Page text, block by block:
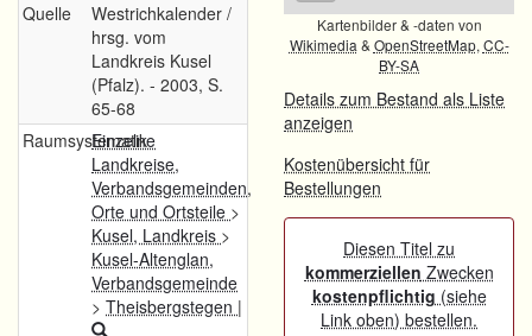
Quelle
Westrichkalender /
hrsg. vom
Landkreis Kusel
(Pfalz). - 2003, S.
65-68
Raumsystematik
Einzelne
Landkreise,
Verbandsgemeinden,
Orte und Ortsteile >
Kusel, Landkreis >
Kusel-Altenglan,
Verbandsgemeinde
> Theisbergstegen |
Kartenbilder & -daten von
Wikimedia & OpenStreetMap, CC-
BY-SA
Details zum Bestand als Liste
anzeigen
Kostenübersicht für
Bestellungen
Diesen Titel zu
kommerziellen Zwecken
kostenpflichtig (siehe
Link oben) bestellen.